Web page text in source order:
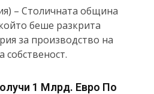
– Столичната община
беше разкрита
за производство на
собственост.
1 Млрд. Евро По